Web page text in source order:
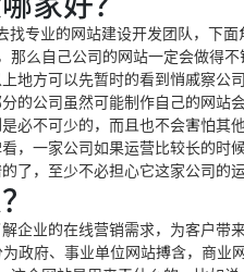
专业的网站建设开发团队，下
自己公司的网站一定会做得不
地方可以先暂时的看到悄戚察
公司虽然可能制作自己的网站
是必不可少的，而且也不会害
一家公司如果运营比较长的时
了，至少不必担心它这家公司的
企业的在线营销需求，为客户带
政府、事业单位网站搏含，商业